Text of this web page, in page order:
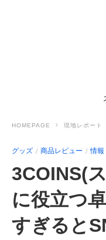
HOMEPAGE 現地レポート
グッズ 商品レビュー 情報
3COINS(
に役立つ
すぎると